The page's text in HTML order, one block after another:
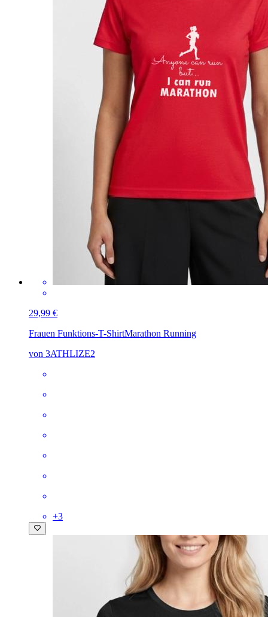
29,99 €
Frauen Funktions-T-ShirtMarathon Running
von 3ATHLIZE2
+3